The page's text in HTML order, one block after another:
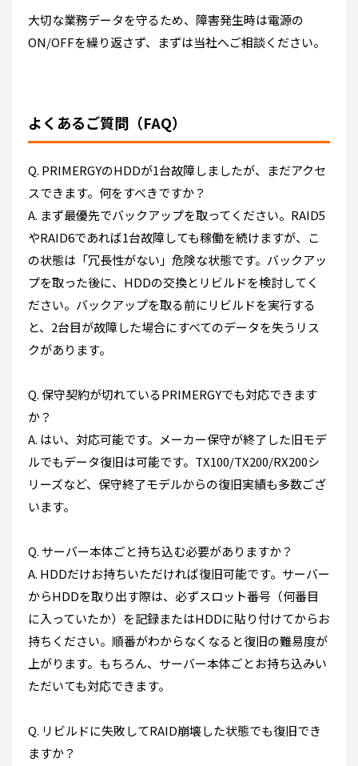
大切な業務データを守るため、障害発生時は電源の
ON/OFFを繰り返さず、まずは当社へご相談ください。
よくあるご質問（FAQ）
Q. PRIMERGYのHDDが1台故障しましたが、まだアクセ
スできます。何をすべきですか？
A. まず最優先でバックアップを取ってください。RAID5
やRAID6であれば1台故障しても稼働を続けますが、こ
の状態は「冗長性がない」危険な状態です。バックアッ
プを取った後に、HDDの交換とリビルドを検討してく
ださい。バックアップを取る前にリビルドを実行する
と、2台目が故障した場合にすべてのデータを失うリス
クがあります。
Q. 保守契約が切れているPRIMERGYでも対応できます
か？
A. はい、対応可能です。メーカー保守が終了した旧モデ
ルでもデータ復旧は可能です。TX100/TX200/RX200シ
リーズなど、保守終了モデルからの復旧実績も多数ござ
います。
Q. サーバー本体ごと持ち込む必要がありますか？
A. HDDだけお持ちいただければ復旧可能です。サーバー
からHDDを取り出す際は、必ずスロット番号（何番目
に入っていたか）を記録またはHDDに貼り付けてからお
持ちください。順番がわからなくなると復旧の難易度が
上がります。もちろん、サーバー本体ごとお持ち込みい
ただいても対応できます。
Q. リビルドに失敗してRAID崩壊した状態でも復旧でき
ますか？